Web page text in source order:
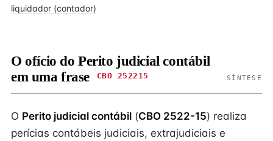
liquidador (contador)
O ofício do Perito judicial contábil
em uma frase
CBO 252215 SÍNTESE
O Perito judicial contábil (CBO 2522-15) realiza
perícias contábeis judiciais, extrajudiciais e